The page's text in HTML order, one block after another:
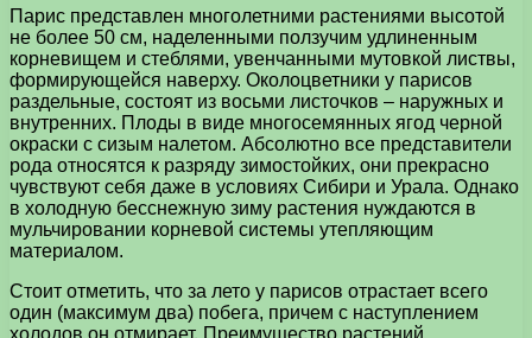
Парис представлен многолетними растениями высотой
не более 50 см, наделенными ползучим удлиненным
корневищем и стеблями, увенчанными мутовкой листвы,
формирующейся наверху. Околоцветники у парисов
раздельные, состоят из восьми листочков – наружных и
внутренних. Плоды в виде многосемянных ягод черной
окраски с сизым налетом. Абсолютно все представители
рода относятся к разряду зимостойких, они прекрасно
чувствуют себя даже в условиях Сибири и Урала. Однако
в холодную бесснежную зиму растения нуждаются в
мульчировании корневой системы утепляющим
материалом.
Стоит отметить, что за лето у парисов отрастает всего
один (максимум два) побега, причем с наступлением